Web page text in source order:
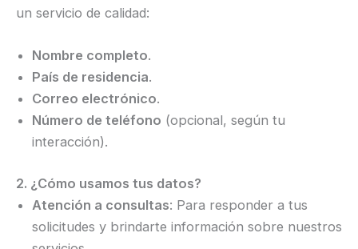
un servicio de calidad:
Nombre completo.
País de residencia.
Correo electrónico.
Número de teléfono (opcional, según tu
interacción).
2. ¿Cómo usamos tus datos?
Atención a consultas: Para responder a tus
solicitudes y brindarte información sobre nuestros